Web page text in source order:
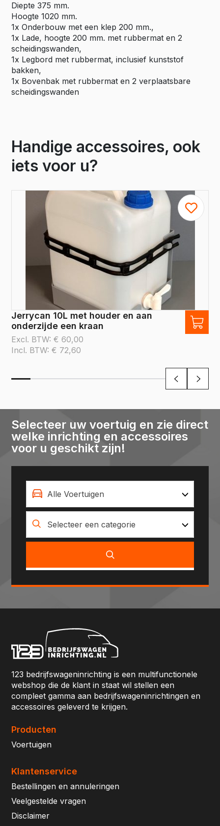
Diepte 375 mm.
Hoogte 1020 mm.
1x Onderbouw met een klep 200 mm.,
1x Lade, hoogte 200 mm. met rubbermat en 2
scheidingswanden,
1x Legbord met rubbermat, inclusief kunststof
bakken,
1x Bovenbak met rubbermat en 2 verplaatsbare
scheidingswanden
Handige accessoires, ook
iets voor u?
Jerrycan 10L met houder en aan
onderzijde een kraan
Excl. BTW: € 60,00
Incl. BTW: € 72,60
Selecteer uw voertuig en zie direct
welke inrichting en accessoires
voor u geschikt zijn!
Alle Voertuigen
Selecteer een categorie
123 bedrijfswageninrichting is een multifunctionele
webshop die de klant in staat wil stellen een
compleet gamma aan bedrijfswageninrichtingen en
accessoires geleverd te krijgen.
Producten
Voertuigen
Klantenservice
Bestellingen en annuleringen
Veelgestelde vragen
Disclaimer